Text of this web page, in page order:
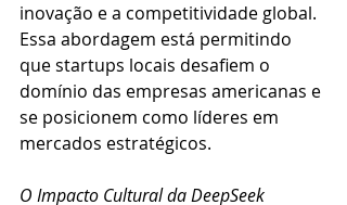
inovação e a competitividade global.
Essa abordagem está permitindo
que startups locais desafiem o
domínio das empresas americanas e
se posicionem como líderes em
mercados estratégicos.
O Impacto Cultural da DeepSeek